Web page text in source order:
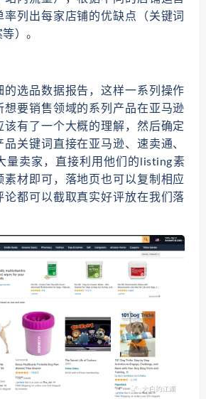
率列出每家店铺的优缺点（关键词
）。
的选品数据报告，这样一系列操作
想要销售领域的系列产品在亚马逊
该有了一个大概的理解，然后确定
品关键词直接在亚马逊、速卖通、
量卖家，直接利用他们的listing素
素材即可，落地页也可以复制相应
论都可以截取真实好评放在我们落